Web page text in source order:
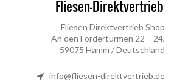
Fliesen Direktvertrieb Shop
An den Fördertürmen 22 – 24,
59075 Hamm / Deutschland
info@fliesen-direktvertrieb.de